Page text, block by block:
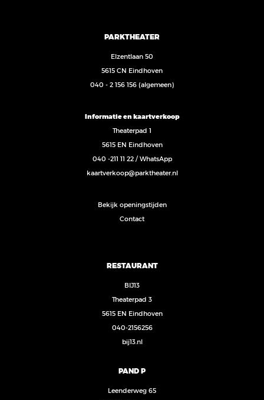
PARKTHEATER
Elzentlaan 50
5615 CN Eindhoven
040 - 2 156 156 (algemeen)
Informatie en kaartverkoop
Theaterpad 1
5615 EN Eindhoven
040 -211 11 22/WhatsApp
kaartverkoop@parktheater.nl
Bekijk openingstijden
Contact
RESTAURANT
BIJ13
Theaterpad 3
5615 EN Eindhoven
040-2156256
bij13.nl
PAND P
Leenderweg 65